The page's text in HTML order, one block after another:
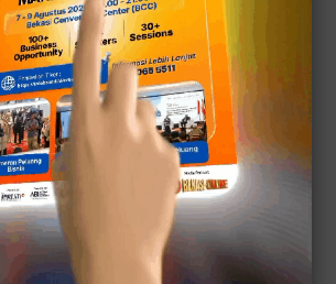
saja Partai Demokrasi Indonesia
Gerindra, yang akan melakukan
Cawapres antara Megawati dan
pun mendukung acara yang